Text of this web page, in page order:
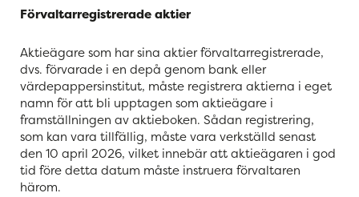
Förvaltarregistrerade aktier
Aktieägare som har sina aktier förvaltarregistrerade,
dvs. förvarade i en depå genom bank eller
värdepappersinstitut, måste registrera aktierna i eget
namn för att bli upptagen som aktieägare i
framställningen av aktieboken. Sådan registrering,
som kan vara tillfällig, måste vara verkställd senast
den 10 april 2026, vilket innebär att aktieägaren i god
tid före detta datum måste instruera förvaltaren
härom.